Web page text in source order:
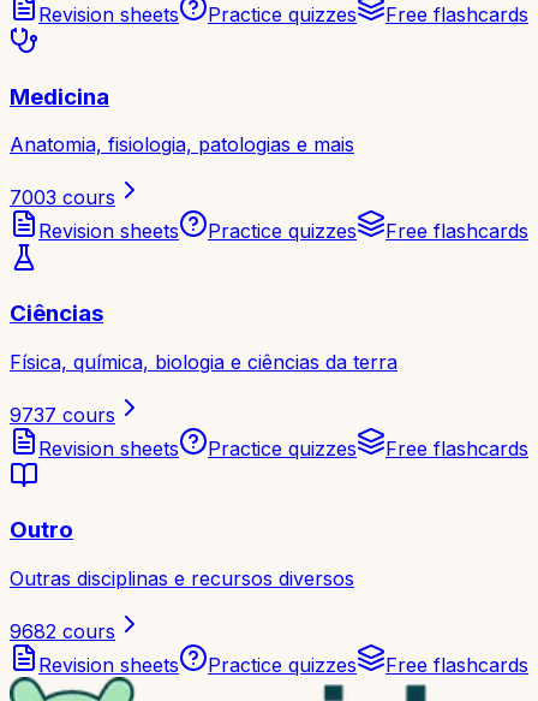
Revision sheets
Practice quizzes Free flashcards
Medicina
Anatomia, fisiologia, patologias e mais
7003 cours
Revision sheets
Practice quizzes Free flashcards
Ciências
Física, química, biologia e ciências da terra
9737 cours
Revision sheets
Practice quizzes Free flashcards
Outro
Outras disciplinas e recursos diversos
9682 cours
Revision sheets
Practice quizzes Free flashcards